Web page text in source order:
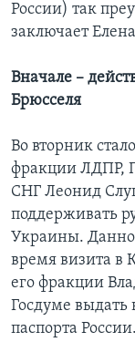
России) так
заключает
Вначале –
Брюсселя
Во вторник
фракции ЛДПР,
СНГ Леонид
поддерживать
Украины.
время визита в
его фракции
Госдуме
паспорта